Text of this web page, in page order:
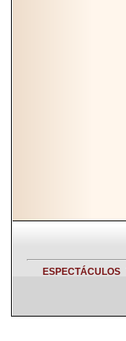
ESPECTÁCULOS